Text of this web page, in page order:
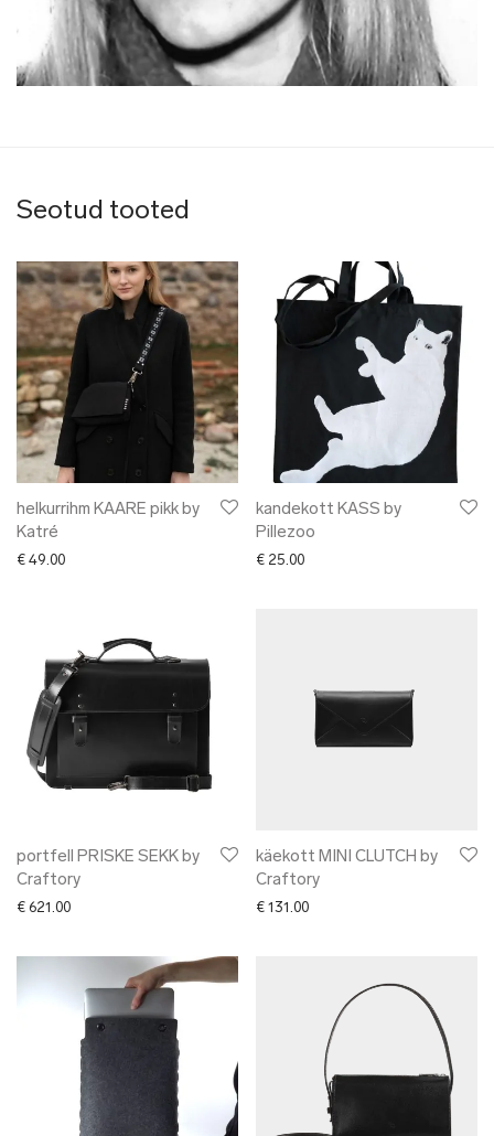
Seotud tooted
helkurrihm KAARE pikk by
Katré
€ 49.00
kandekott KASS by
Pillezoo
€ 25.00
portfell PRISKE SEKK by
Craftory
€ 621.00
käekott MINI CLUTCH by
Craftory
€ 131.00